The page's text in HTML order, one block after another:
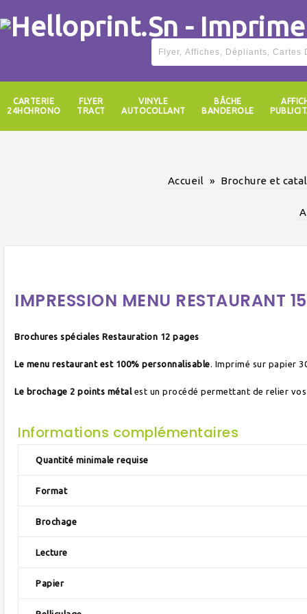
CARTERIE
24HCHRONO
FLYER
TRACT
VINYLE
AUTOCOLLANT
BÂCHE
BANDEROLE
Accueil » Brochure et
IMPRESSION MENU RESTAURANT
Brochures spéciales Restauration 12 pages
Le menu restaurant est 100% personnalisable. Imprimé sur papier
Le brochage 2 points métalest un procédé permettant de relier
Informations complémentaires
Quantité minimale requise
Format
Brochage
Lecture
Papier